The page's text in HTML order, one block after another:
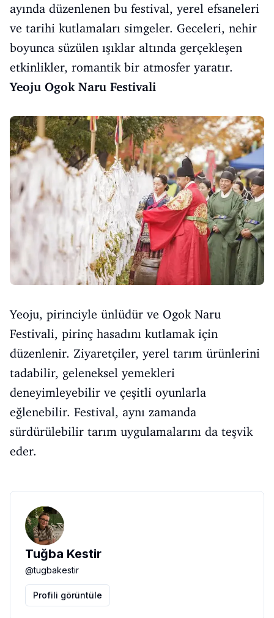
ayında düzenlenen bu festival, yerel efsaneleri
ve tarihi kutlamaları simgeler. Geceleri, nehir
boyunca süzülen ışıklar altında gerçekleşen
etkinlikler, romantik bir atmosfer yaratır.
Yeoju Ogok Naru Festivali
Yeoju, pirinciyle ünlüdür ve Ogok Naru
Festivali, pirinç hasadını kutlamak için
düzenlenir. Ziyaretçiler, yerel tarım ürünlerini
tadabilir, geleneksel yemekleri
deneyimleyebilir ve çeşitli oyunlarla
eğlenebilir. Festival, aynı zamanda
sürdürülebilir tarım uygulamalarını da teşvik
eder.
Tuğba Kestir
@tugbakestir
Profili görüntüle